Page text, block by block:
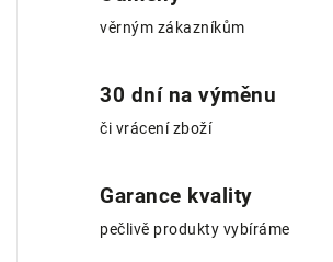
věrným zákazníkům
30 dní na výměnu
či vrácení zboží
Garance kvality
pečlivě produkty vybíráme